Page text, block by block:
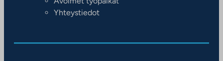
Yhteystiedot